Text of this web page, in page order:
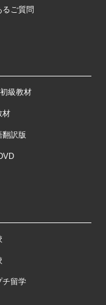
るご質問
級教材
材
翻訳版
チ留学